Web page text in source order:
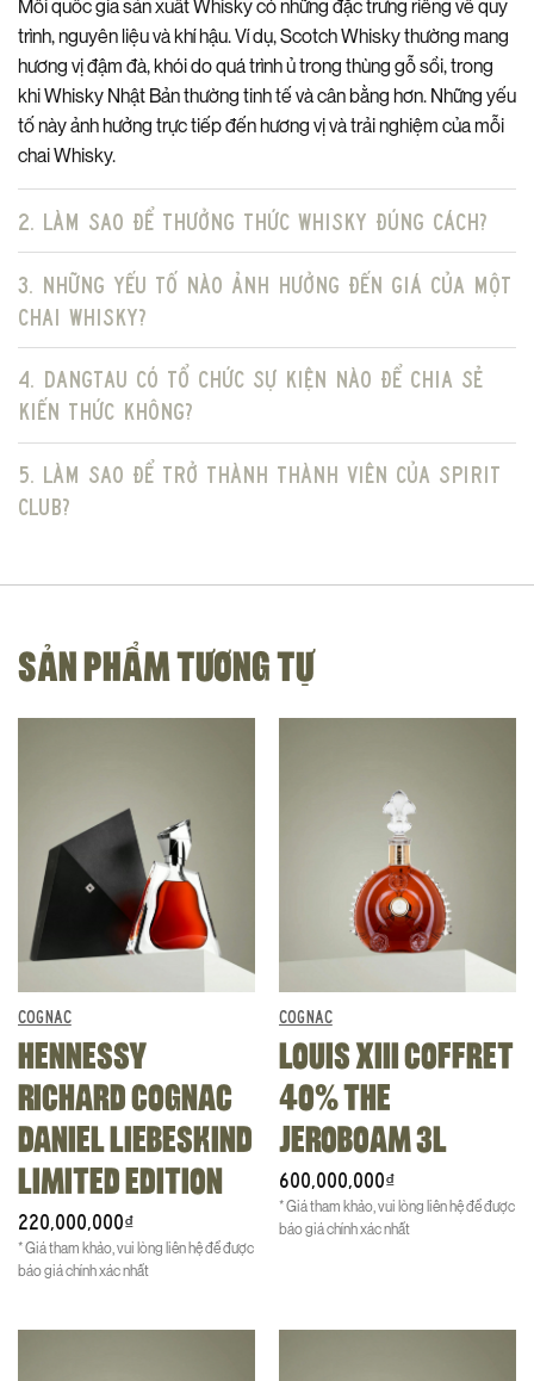
Mỗi quốc gia sản xuất Whisky có những đặc trưng riêng về quy
trình, nguyên liệu và khí hậu. Ví dụ, Scotch Whisky thường mang
hương vị đậm đà, khói do quá trình ủ trong thùng gỗ sồi, trong
khi Whisky Nhật Bản thường tinh tế và cân bằng hơn. Những yếu
tố này ảnh hưởng trực tiếp đến hương vị và trải nghiệm của mỗi
chai Whisky.
2. Làm sao để thưởng thức Whisky đúng cách?
3. Những yếu tố nào ảnh hưởng đến giá của một
chai Whisky?
4. DangTau có tổ chức sự kiện nào để chia sẻ
kiến thức không?
5. Làm sao để trở thành thành viên của Spirit
Club?
SẢN PHẨM TƯƠNG TỰ
COGNAC
HENNESSY
RICHARD COGNAC
DANIEL LIEBESKIND
LIMITED EDITION
220,000,000₫
* Giá tham khảo, vui lòng liên hệ để được
báo giá chính xác nhất
COGNAC
LOUIS XIII COFFRET
40% THE
JEROBOAM 3L
600,000,000₫
* Giá tham khảo, vui lòng liên hệ để được
báo giá chính xác nhất